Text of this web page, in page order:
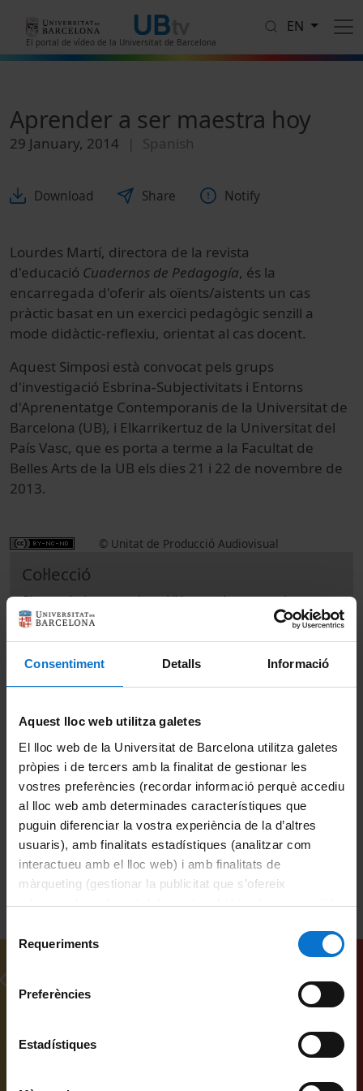
Consentiment Detalls Informació
Aquest lloc web utilitza galetes
El lloc web de la Universitat de Barcelona utilitza galetes
pròpies i de tercers amb la finalitat de gestionar les
vostres preferències (recordar informació perquè accediu
al lloc web amb determinades característiques que
puguin diferenciar la vostra experiència de la d’altres
usuaris), amb finalitats estadístiques (analitzar com
interactueu amb el lloc web) i amb finalitats de
màrqueting (gestionar la publicitat que s’ofereix
adequant-la en funció dels vostres hàbits de navegació).
consultar laPolítica de galetes del lloc web de la
Requeriments
Preferències
Estadístiques
El portal de vídeo de la Universitat de Barcelona
EN
Aprender a ser maestra hoy
29 January, 2014 Spanish
Download Share Notify
Lourdes Martí, directora de la revista
d'educació Cuadernos de Pedagogía, és la
encarregada d'oferir als oïents/aistents un cas
pràctic basat en un exercici pedagògic senzill a
mode didàctic-reflexiu, orientat al cas docent.
Aquest Simposi està convocat pels grups
d'investigació Esbrina-Subjectivitats i Entorns
d'Aprenentatge Contemporanis de la Universitat de
Barcelona (UB), i Elkarrikertuz de la Universitat del
País Vasc, que es porta a terme a la Facultat de
Belles Arts de la UB els dies 21 i 22 de novembre de
2013.
© Unitat de Producció Audiovisual
Col·lecció
Simposio internacional "Aprender a ser docente
en un mundo en cambio" (1r : 2013)
Actes
Fine Arts
Universitat de Barcelona
Facultat de Belles Arts
congressos
professors
pedagogia didàctica